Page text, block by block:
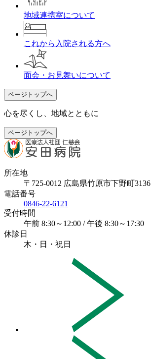
地域連携室について
これから入院される方へ
面会・お見舞いについて
ページトップへ
心を尽くし、地域とともに
ページトップへ
所在地
〒725-0012 広島県竹原市下野町3136
電話番号
0846-22-6121
受付時間
午前 8:30～12:00 / 午後 8:30～17:30
休診日
木・日・祝日